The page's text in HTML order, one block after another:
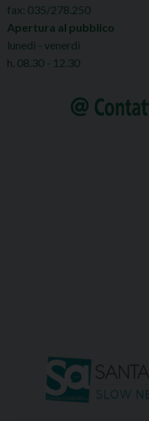
fax: 035/278.250
Apertura al pubblico
lunedì - venerdì
h. 08.30 - 12.30